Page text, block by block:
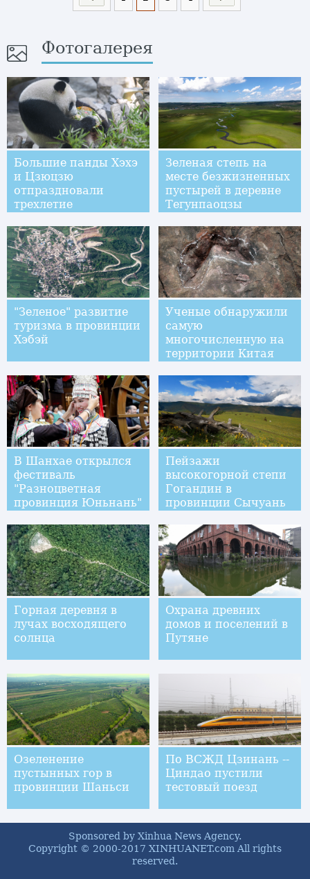
Фотогалерея
Большие панды Хэхэ
и Цзюцзю
отпраздновали
трехлетие
Зеленая степь на
месте безжизненных
пустырей в деревне
Тегунпаоцзы
"Зеленое" развитие
туризма в провинции
Хэбэй
Ученые обнаружили
самую
многочисленную на
территории Китая
следов зауроподов
раннего юрского
периода
В Шанхае открылся
фестиваль
"Разноцветная
провинция Юньнань"
Пейзажи
высокогорной степи
Гогандин в
провинции Сычуань
Горная деревня в
лучах восходящего
солнца
Охрана древних
домов и поселений в
Путяне
Озеленение
пустынных гор в
провинции Шаньси
По ВСЖД Цзинань --
Циндао пустили
тестовый поезд
Sponsored by Xinhua News Agency.
Copyright © 2000-2017 XINHUANET.com All rights
reserved.